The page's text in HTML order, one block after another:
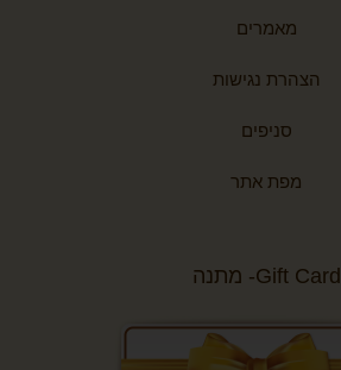
מאמרים
הצהרת נגישות
סניפים
מפת אתר
Gift Card- מתנה